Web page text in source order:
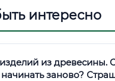
интересно
из древесины.
начинать заново?